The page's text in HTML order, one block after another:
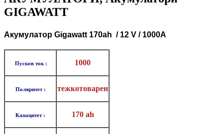
GIGAWATT
Aкумулатор Gigawatt 170ah / 12 V / 1000A
Пусков ток : 1000
Поляритет : тежкотоварен
Капацитет : 170 ah